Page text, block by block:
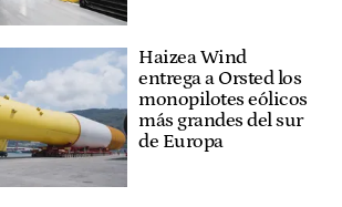
Haizea Wind
entrega a Orsted los
monopilotes eólicos
más grandes del sur
de Europa